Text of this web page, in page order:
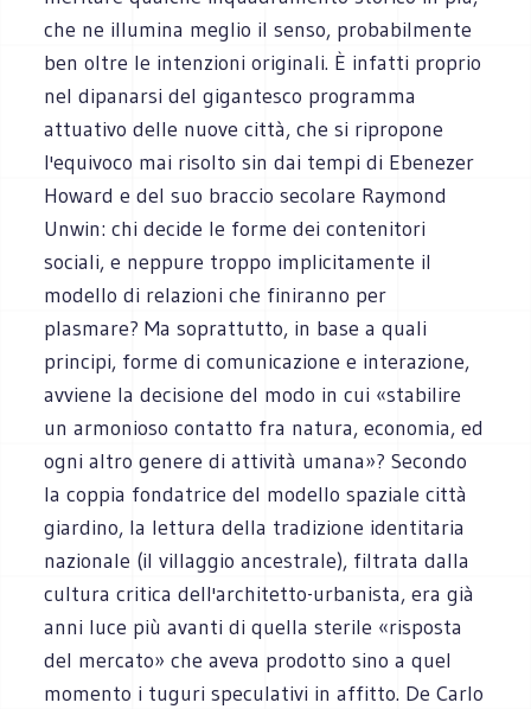
che ne illumina meglio il senso, probabilmente
ben oltre le intenzioni originali. È infatti proprio
nel dipanarsi del gigantesco programma
attuativo delle nuove città, che si ripropone
l'equivoco mai risolto sin dai tempi di Ebenezer
Howard e del suo braccio secolare Raymond
Unwin: chi decide le forme dei contenitori
sociali, e neppure troppo implicitamente il
modello di relazioni che finiranno per
plasmare? Ma soprattutto, in base a quali
principi, forme di comunicazione e interazione,
avviene la decisione del modo in cui «stabilire
un armonioso contatto fra natura, economia, ed
ogni altro genere di attività umana»? Secondo
la coppia fondatrice del modello spaziale città
giardino, la lettura della tradizione identitaria
nazionale (il villaggio ancestrale), filtrata dalla
cultura critica dell'architetto-urbanista, era già
anni luce più avanti di quella sterile «risposta
del mercato» che aveva prodotto sino a quel
momento i tuguri speculativi in affitto. De Carlo